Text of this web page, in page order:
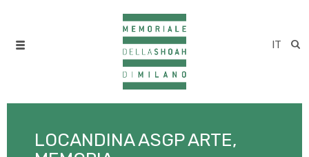
IT
LOCANDINA ASGP ARTE,